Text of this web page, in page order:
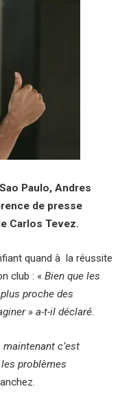
Paulo, Andres
de presse
Carlos Tevez.
quand à la réussite
club : « Bien que les
proche des
» a-t-il déclaré.
c’est
problèmes